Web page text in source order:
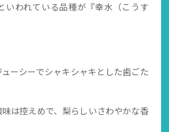
いわれている品種が『幸水（こうす
ーシーでシャキシャキとした歯ごた
は控えめで、梨らしいさわやかな香